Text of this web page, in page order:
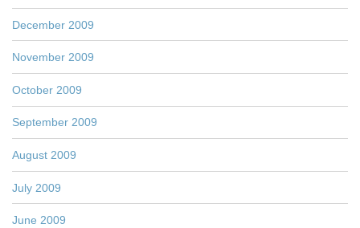
December 2009
November 2009
October 2009
September 2009
August 2009
July 2009
June 2009